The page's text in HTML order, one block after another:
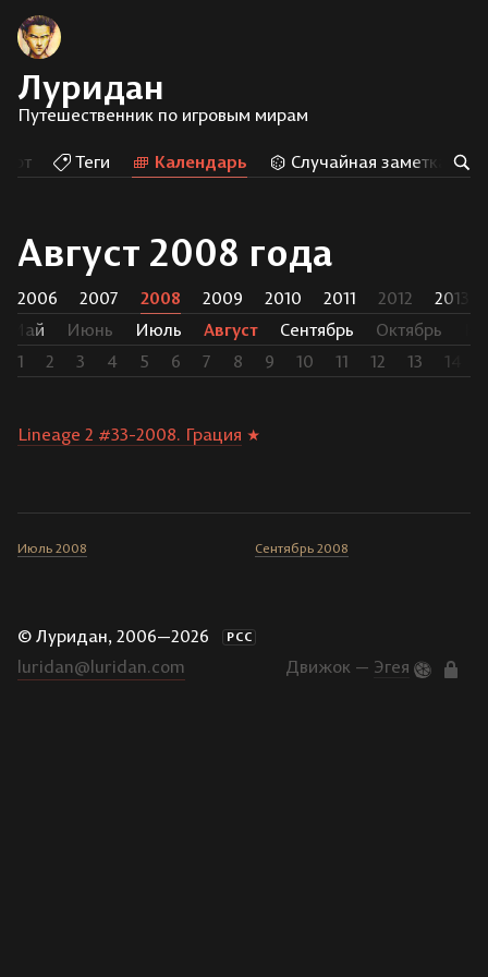
Луридан
Путешественник по игровым мирам
Арт Теги Календарь Случайная заметка
Август 2008 года
2006 2007 2008 2009 2010 2011 2012
2013
Май
Июнь Июль Август Сентябрь Октябрь
1
2 3 4 5 6 7 8 9 10 11 12 13 14
Lineage 2 #33-2008. Грация
Июль 2008 Сентябрь 2008
© Луридан, 2006—2026 РСС
luridan@luridan.com Движок — Эгея